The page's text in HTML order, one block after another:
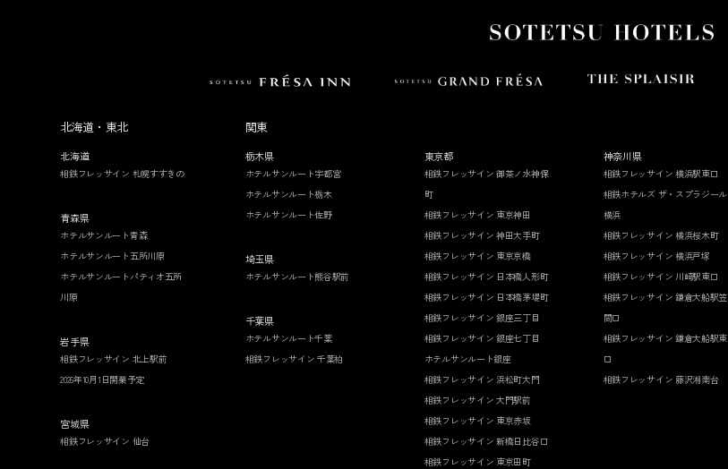
北海道・東北
北海道
相鉄フレッサイン 札幌すすきの
青森県
ホテルサンルート青森
ホテルサンルート五所川原
ホテルサンルートパティオ五所
川原
岩手県
相鉄フレッサイン 北上駅前
2026年10月1日開業予定
宮城県
相鉄フレッサイン 仙台
関東
栃木県
ホテルサンルート宇都宮
ホテルサンルート栃木
ホテルサンルート佐野
埼玉県
ホテルサンルート熊谷駅前
千葉県
ホテルサンルート千葉
相鉄フレッサイン 千葉柏
東京都
相鉄フレッサイン 御茶ノ水神保
町
相鉄フレッサイン 東京神田
相鉄フレッサイン 神田大手町
相鉄フレッサイン 東京京橋
相鉄フレッサイン 日本橋人形町
相鉄フレッサイン 日本橋茅場町
相鉄フレッサイン 銀座三丁目
相鉄フレッサイン 銀座七丁目
ホテルサンルート銀座
相鉄フレッサイン 浜松町大門
相鉄フレッサイン 大門駅前
相鉄フレッサイン 東京赤坂
相鉄フレッサイン 新橋日比谷口
相鉄フレッサイン 東京田町
神奈川県
相鉄フレッサイン 横浜駅東口
相鉄ホテルズ ザ・スプラジール
横浜
相鉄フレッサイン 横浜桜木町
相鉄フレッサイン 横浜戸塚
相鉄フレッサイン 川崎駅東口
相鉄フレッサイン 鎌倉大船駅笠
間口
相鉄フレッサイン 鎌倉大船駅東
口
相鉄フレッサイン 藤沢湘南台